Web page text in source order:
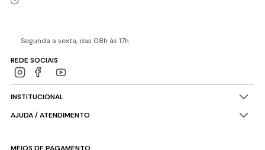
Segunda a sexta, das 08h às 17h
REDE SOCIAIS
INSTITUCIONAL
AJUDA / ATENDIMENTO
MEIOS DE PAGAMENTO